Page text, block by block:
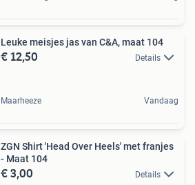
Leuke meisjes jas van C&A, maat 104
€ 12,50 Details
Maarheeze Vandaag
ZGN Shirt 'Head Over Heels' met franjes
- Maat 104
€ 3,00 Details